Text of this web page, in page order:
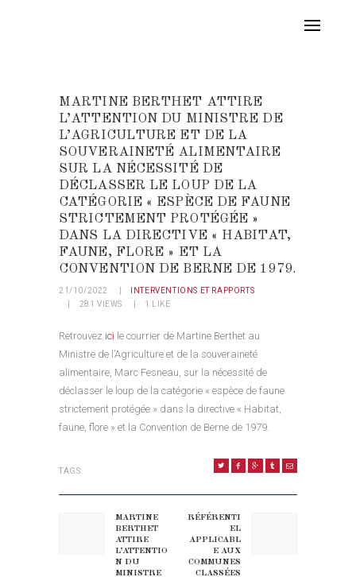
MARTINE BERTHET ATTIRE
L’ATTENTION DU MINISTRE DE
L’AGRICULTURE ET DE LA
SOUVERAINETÉ ALIMENTAIRE
SUR LA NÉCESSITÉ DE
DÉCLASSER LE LOUP DE LA
CATÉGORIE « ESPÈCE DE FAUNE
STRICTEMENT PROTÉGÉE »
DANS LA DIRECTIVE « HABITAT,
FAUNE, FLORE » ET LA
CONVENTION DE BERNE DE 1979.
21/10/2022
INTERVENTIONS ET RAPPORTS
281 VIEWS 1 LIKE
Retrouvez ici le courrier de Martine Berthet au
Ministre de l’Agriculture et de la souveraineté
alimentaire, Marc Fesneau, sur la nécessité de
déclasser le loup de la catégorie « espèce de faune
strictement protégée » dans la directive « Habitat,
faune, flore » et la Convention de Berne de 1979.
TAGS:
Previous post:
MARTINE
BERTHET
ATTIRE
L’ATTENTIO
N DU
MINISTRE
RÉFÉRENTI
EL
APPLICABL
E AUX
COMMUNES
CLASSÉES